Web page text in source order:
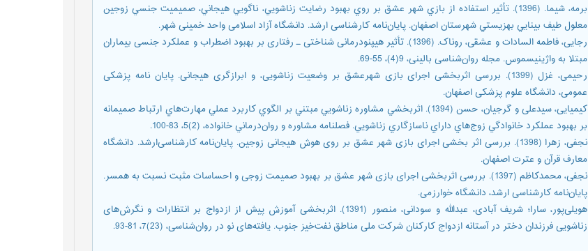
برمه، شیما. (1396). تأثیر استفاده از بازي شهر عشق بر روي بهبود رضايت زناشويي، ناگويي هیجاني، صمیمیت جنسي زوجین
معلول طیف بینايي بهزيستي شهرستان اصفهان. پایان‌نامه کارشناسی ارشد. دانشگاه آزاد اسلامی واحد خمینی شهر.
رجایی، فاطمه السادات و عشقی، روناک. (1396). تأثیر هیپنودرمانی شناختی ـ رفتاری بر بهبود اضطراب و عملکرد جنسی بیماران
مبتلا به واژینیسموس. مجله روان‌شناسی بالینی، 9(4)، 55-69.
رحیمی، غزل (1399). بررسی اثربخشی اجرای بازی شهرعشق بر وضعیت زناشویی، و ابرازگری هیجانی. پایان نامه پزشکی
عمومی، دانشگاه علوم پزشکی اصفهان.
کیمیایی، سیدعلی و گرجیان، حسن (1394). اثربخشي مشاوره زناشويي مبتني بر الگوي كاربرد عملي مهارت‌هاي ارتباط صمیمانه
بر بهبود عملكرد خانوادگي زوج‌هاي داراي ناسازگاري زناشويي. فصلنامه مشاوره و روان‌درماني خانواده، (2)5، 83-100.
نجفی، زهرا (1398). بررسی اثر بخشی اجرای بازی شهر عشق بر روی هوش هیجانی زوجین. پایان‌نامه کارشناسی‌ارشد. دانشگاه
معارف قرآن و عترت اصفهان.
نجفی، محمدکاظم (1397). بررسی اثربخشی اجرای بازی شهر عشق بر بهبود صمیمت زوجی و احساسات مثبت نسبت به همسر.
پایان‎‌نامه کارشناسی ارشد، دانشگاه خوارزمی.
هویلی‌پور، سارا؛ شریف آبادی، عبدالله و سودانی، منصور (1391). اثربخشی آموزش پیش از ازدواج بر انتظارات و نگرش‌های
زناشویی فرزندان دختر در آستانه ازدواج کارکنان شرکت ملی مناطق نفت‌‌خیز جنوب. یافته‌های نو در روان‌شناسی، (23)7، 81-93.